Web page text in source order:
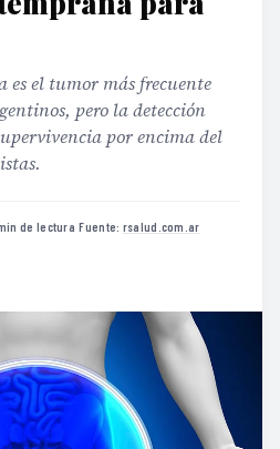
es el tumor más frecuente
pero la detección
por encima del
de lectura·Fuente: rsalud.com.ar